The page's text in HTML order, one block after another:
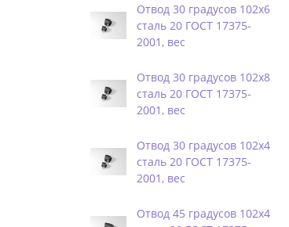
Отвод 30 градусов 102х6
сталь 20 ГОСТ 17375-
2001, вес
Отвод 30 градусов 102х8
сталь 20 ГОСТ 17375-
2001, вес
Отвод 30 градусов 102х4
сталь 20 ГОСТ 17375-
2001, вес
Отвод 45 градусов 102х4